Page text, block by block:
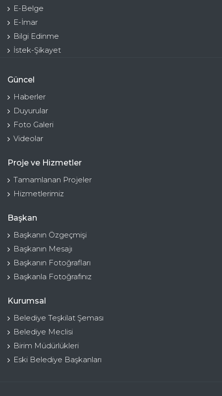
E-Belge
E-İmar
Bilgi Edinme
İstek-Şikayet
Güncel
Haberler
Duyurular
Foto Galeri
Videolar
Proje ve Hizmetler
Tamamlanan Projeler
Hizmetlerimiz
Başkan
Başkanın Özgeçmişi
Başkanın Mesajı
Başkanın Fotoğrafları
Başkanla Fotoğrafınız
Kurumsal
Belediye Teşkilat Şeması
Belediye Meclisi
Birim Müdürlükleri
Eski Belediye Başkanları